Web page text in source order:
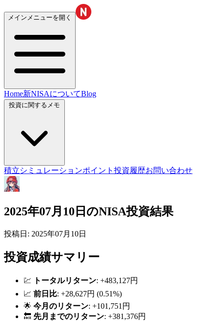
メインメニューを開く
Home新NISAについてBlog
積立シミュレーションポイント投資履歴お問い合わせ
2025年07月10日のNISA投資結果
投稿日: 2025年07月10日
投資成績サマリー
💹 トータルリターン: +483,127円
📈 前日比: +28,627円 (0.51%)
🌟 今月のリターン: +101,751円
🔙 先月までのリターン: +381,376円